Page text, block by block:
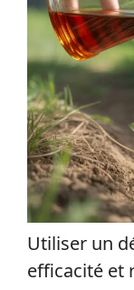
Utiliser un
efficacité et